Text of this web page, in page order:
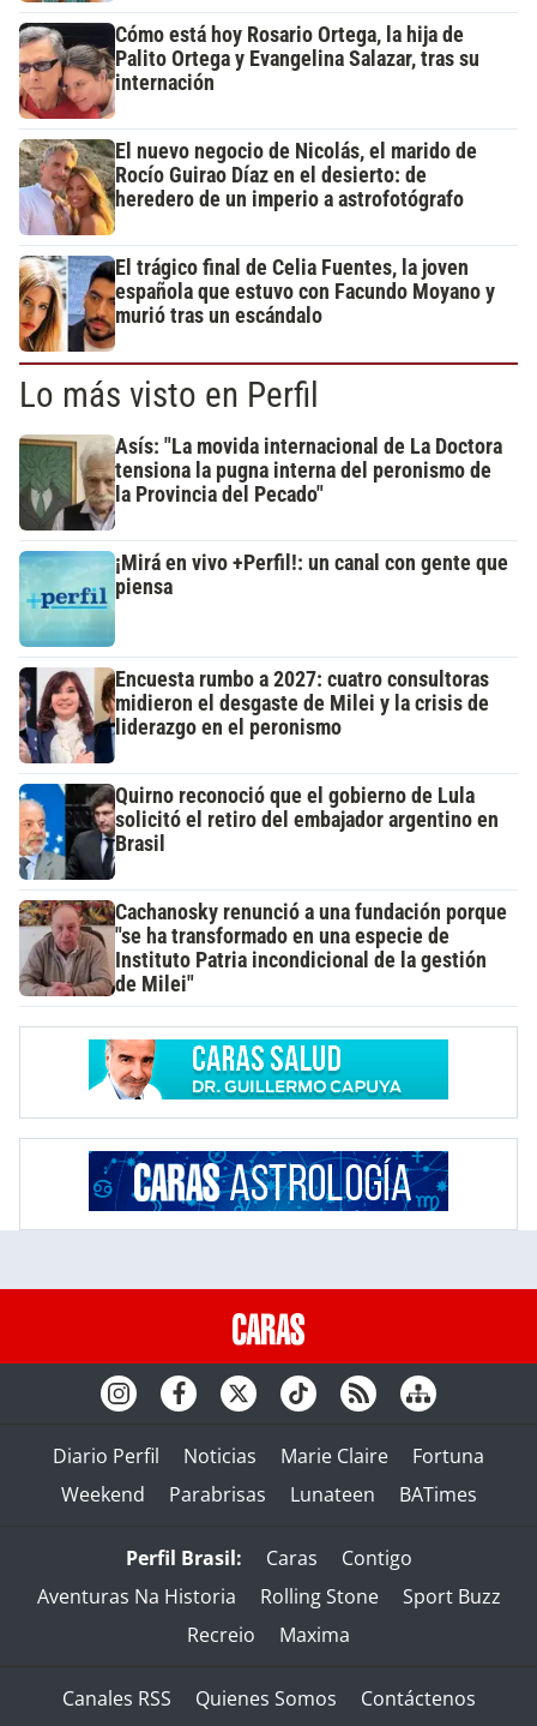
Cómo está hoy Rosario Ortega, la hija de
Palito Ortega y Evangelina Salazar, tras su
internación
El nuevo negocio de Nicolás, el marido de
Rocío Guirao Díaz en el desierto: de
heredero de un imperio a astrofotógrafo
El trágico final de Celia Fuentes, la joven
española que estuvo con Facundo Moyano y
murió tras un escándalo
Lo más visto en Perfil
Asís: "La movida internacional de La Doctora
tensiona la pugna interna del peronismo de
la Provincia del Pecado"
¡Mirá en vivo +Perfil!: un canal con gente que
piensa
Encuesta rumbo a 2027: cuatro consultoras
midieron el desgaste de Milei y la crisis de
liderazgo en el peronismo
Quirno reconoció que el gobierno de Lula
solicitó el retiro del embajador argentino en
Brasil
Cachanosky renunció a una fundación porque
"se ha transformado en una especie de
Instituto Patria incondicional de la gestión
de Milei"
Diario Perfil Noticias Marie Claire
Fortuna
Weekend
Parabrisas Lunateen BATimes
Perfil Brasil: Caras
Contigo
Aventuras Na Historia
Rolling Stone
Sport Buzz
Recreio
Maxima
Canales RSS Quienes Somos
Contáctenos